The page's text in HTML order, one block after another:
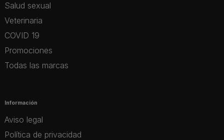
Salud sexual
Veterinaria
COVID 19
Promociones
Todas las marcas
Información
Aviso legal
Política de privacidad